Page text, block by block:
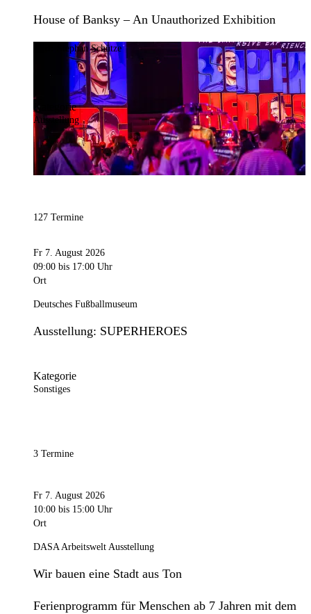
House of Banksy – An Unauthorized Exhibition
Stephan Schütze
Kategorie
Ausstellung
127 Termine
Fr 7. August 2026
09:00 bis 17:00 Uhr
Ort
Deutsches Fußballmuseum
Ausstellung: SUPERHEROES
Kategorie
Sonstiges
3 Termine
Fr 7. August 2026
10:00 bis 15:00 Uhr
Ort
DASA Arbeitswelt Ausstellung
Wir bauen eine Stadt aus Ton
Ferienprogramm für Menschen ab 7 Jahren mit dem